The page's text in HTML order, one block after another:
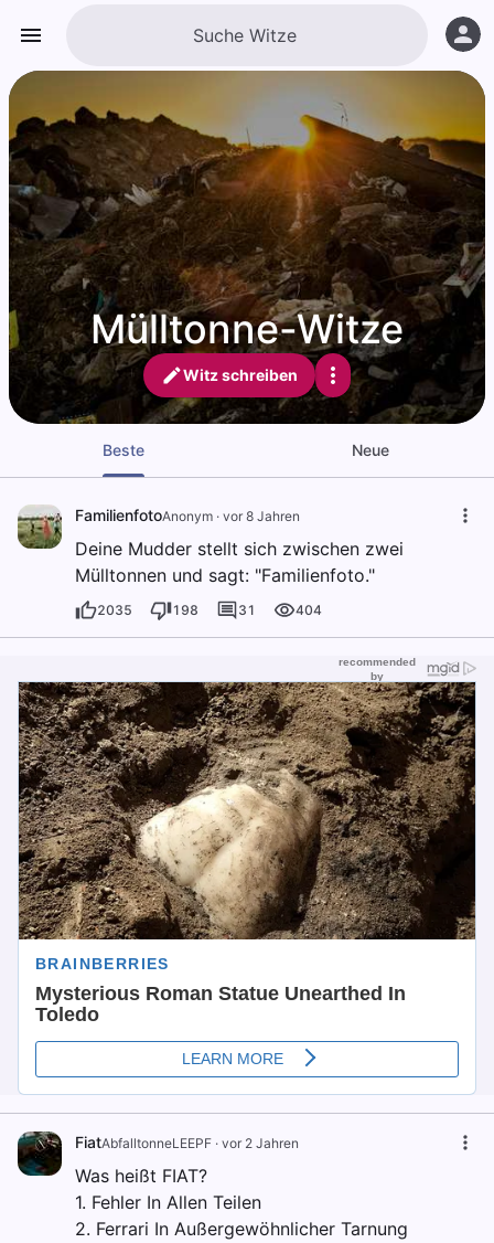
Mülltonne-Witze
Witz schreiben
Beste Neue
FamilienfotoAnonym · vor 8 Jahren
Deine Mudder stellt sich zwischen zwei
Mülltonnen und sagt: "Familienfoto."
2035 198 31 404
FiatAbfalltonneLEEPF · vor 2 Jahren
Was heißt FIAT?
1. Fehler In Allen Teilen
2. Ferrari In Außergewöhnlicher Tarnung